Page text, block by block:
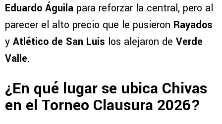
Eduardo Águila para reforzar la central, pero al
parecer el alto precio que le pusieron Rayados
y Atlético de San Luis los alejaron de Verde
Valle.
¿En qué lugar se ubica Chivas
en el Torneo Clausura 2026?